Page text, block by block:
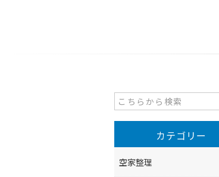
カテゴリー
空家整理